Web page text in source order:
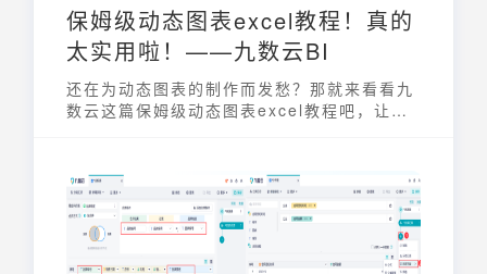
保姆级动态图表excel教程！真的
太实用啦！——九数云BI
还在为动态图表的制作而发愁？那就来看看九
数云这篇保姆级动态图表excel教程吧，让你